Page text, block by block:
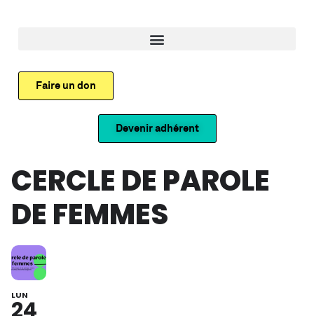
Faire un don
Devenir adhérent
CERCLE DE PAROLE
DE FEMMES
LUN